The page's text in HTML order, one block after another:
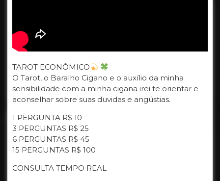
TAROT ECONÔMICO
O Tarot, o Baralho Cigano e o auxílio da minha
sensibilidade com a minha cigana irei te orientar e
aconselhar sobre suas duvidas e angústias.
1 PERGUNTA R$ 10
3 PERGUNTAS R$ 25
6 PERGUNTAS R$ 45
15 PERGUNTAS R$ 100
CONSULTA TEMPO REAL